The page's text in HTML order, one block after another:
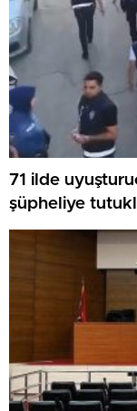
71 ilde
şüpheliye